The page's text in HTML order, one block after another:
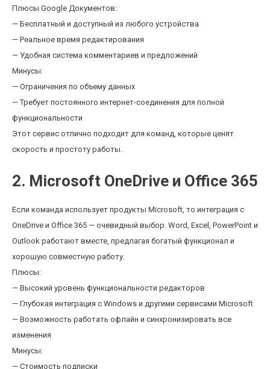
Плюсы Google Документов:
— Бесплатный и доступный из любого устройства
— Реальное время редактирования
— Удобная система комментариев и предложений
Минусы:
— Ограничения по объему данных
— Требует постоянного интернет-соединения для полной
функциональности
Этот сервис отлично подходит для команд, которые ценят
скорость и простоту работы.
2. Microsoft OneDrive и Office 365
Если команда использует продукты Microsoft, то интеграция с
OneDrive и Office 365 — очевидный выбор. Word, Excel, PowerPoint и
Outlook работают вместе, предлагая богатый функционал и
хорошую совместную работу.
Плюсы:
— Высокий уровень функциональности редакторов
— Глубокая интеграция с Windows и другими сервисами Microsoft
— Возможность работать офлайн и синхронизировать все
изменения
Минусы:
— Стоимость подписки